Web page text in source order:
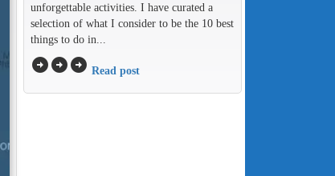
unforgettable activities. I have curated a
selection of what I consider to be the 10 best
things to do in...
arrow_circle_rightarrow_circle_rightarrow_circle_right Read post